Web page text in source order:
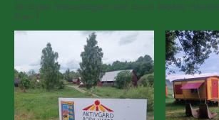
sind die Zirkuswägen und auch WoMo-
frei:-)